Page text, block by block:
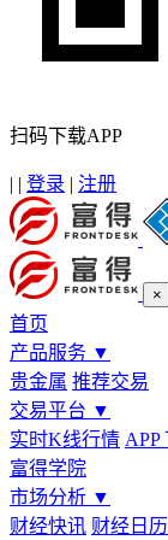
扫码下载APP
| | 登录 | 注册
×
首页
产品服务 ▼
贵金属 推荐交易
交易平台 ▼
实时K线行情 APP
富得学院
市场分析 ▼
财经快讯 财经日历